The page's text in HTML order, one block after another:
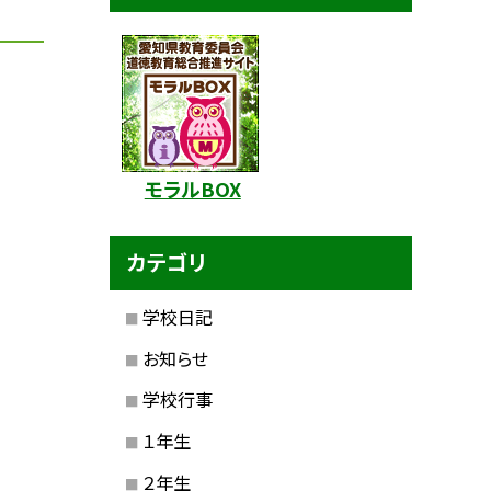
モラルBOX
カテゴリ
学校日記
お知らせ
学校行事
１年生
２年生